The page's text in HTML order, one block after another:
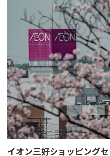
イオン三好ショッピング